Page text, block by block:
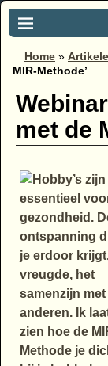
Home »
MIR-Methode’
met de